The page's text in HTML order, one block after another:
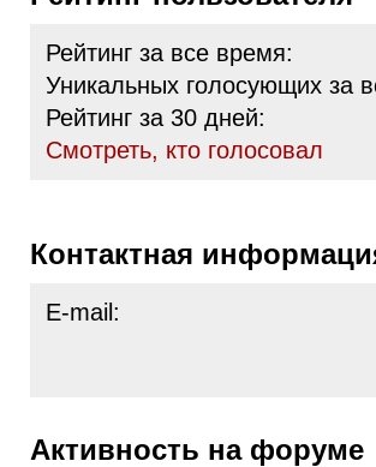
Рейтинг за все время:
Уникальных голосующих за
Рейтинг за 30 дней:
Cмотреть, кто голосовал
Контактная
E-mail:
Активность на форуме